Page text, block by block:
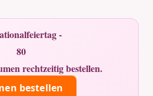
-
80
rechtzeitig bestellen.
bestellen